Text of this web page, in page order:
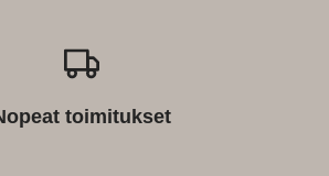
toimitukset